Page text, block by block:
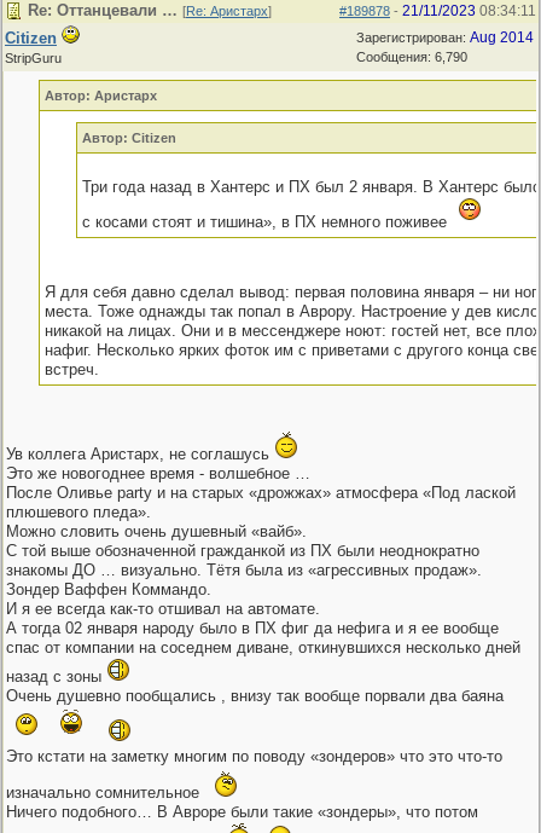
#189878 - 21/11/2023 08:34:11
Re: Оттанцевали … [Re: Аристарх]
Зарегистрирован: Aug 2014
Сообщения: 6,790
Citizen
StripGuru
Автор: Аристарх
Автор: Citizen
Три года назад в Хантерс и ПХ был 2 января. В Хантерс
с косами стоят и тишина», в ПХ немного поживее
Я для себя давно сделал вывод: первая половина января – ни
места. Тоже однажды так попал в Аврору. Настроение у дев
никакой на лицах. Они и в мессенджере ноют: гостей нет, все
нафиг. Несколько ярких фоток им с приветами с другого конца
встреч.
Ув коллега Аристарх, не соглашусь
Это же новогоднее время - волшебное …
После Оливье party и на старых «дрожжах» атмосфера «Под лаской
плюшевого пледа».
Можно словить очень душевный «вайб».
С той выше обозначенной гражданкой из ПХ были неоднократно
знакомы ДО … визуально. Тётя была из «агрессивных продаж».
Зондер Ваффен Коммандо.
И я ее всегда как-то отшивал на автомате.
А тогда 02 января народу было в ПХ фиг да нефига и я ее вообще
спас от компании на соседнем диване, откинувшихся несколько дней
назад с зоны
Очень душевно пообщались , внизу так вообще порвали два баяна
Это кстати на заметку многим по поводу «зондеров» что это что-то
изначально сомнительное
Ничего подобного… В Авроре были такие «зондеры», что потом